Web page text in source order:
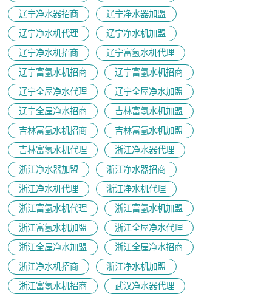
辽宁净水器招商
辽宁净水器加盟
辽宁净水机代理
辽宁净水机加盟
辽宁净水机招商
辽宁富氢水机代理
辽宁富氢水机招商
辽宁富氢水机招商
辽宁全屋净水代理
辽宁全屋净水加盟
辽宁全屋净水招商
吉林富氢水机加盟
吉林富氢水机招商
吉林富氢水机加盟
吉林富氢水机代理
浙江净水器代理
浙江净水器加盟
浙江净水器招商
浙江净水机代理
浙江净水机代理
浙江富氢水机代理
浙江富氢水机加盟
浙江富氢水机加盟
浙江全屋净水代理
浙江全屋净水加盟
浙江全屋净水招商
浙江净水机招商
浙江净水机加盟
浙江富氢水机招商
武汉净水器代理